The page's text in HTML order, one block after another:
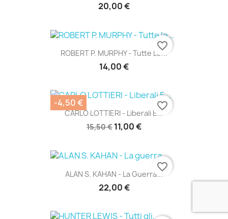
20,00 €
ROBERT P. MURPHY - Tutte Le...
14,00 €
favorite_border
CARLO LOTTIERI - Liberali E...
15,50 € 11,00 €
-4,50 € favorite_border
ALAN S. KAHAN - La Guerra...
22,00 €
favorite_border